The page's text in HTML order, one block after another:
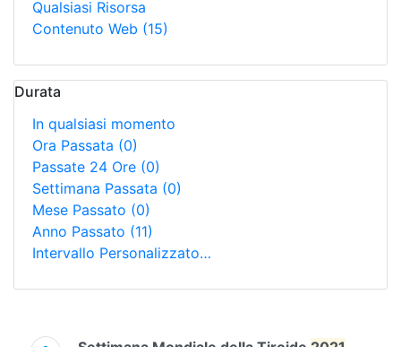
Qualsiasi Risorsa
Contenuto Web (15)
Durata
In qualsiasi momento
Ora Passata (0)
Passate 24 Ore (0)
Settimana Passata (0)
Mese Passato (0)
Anno Passato (11)
Intervallo Personalizzato…
Ricerca